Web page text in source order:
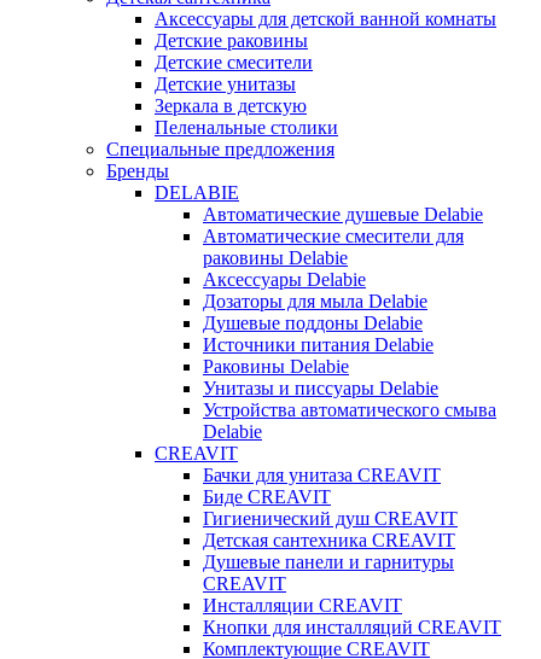
Аксессуары для детской ванной комнаты
Детские раковины
Детские смесители
Детские унитазы
Зеркала в детскую
Пеленальные столики
Специальные предложения
Бренды
DELABIE
Автоматические душевые Delabie
Автоматические смесители для
раковины Delabie
Аксессуары Delabie
Дозаторы для мыла Delabie
Душевые поддоны Delabie
Источники питания Delabie
Раковины Delabie
Унитазы и писсуары Delabie
Устройства автоматического смыва
Delabie
CREAVIT
Бачки для унитаза CREAVIT
Биде CREAVIT
Гигиенический душ CREAVIT
Детская сантехника CREAVIT
Душевые панели и гарнитуры
CREAVIT
Инсталляции CREAVIT
Кнопки для инсталляций CREAVIT
Комплектующие CREAVIT